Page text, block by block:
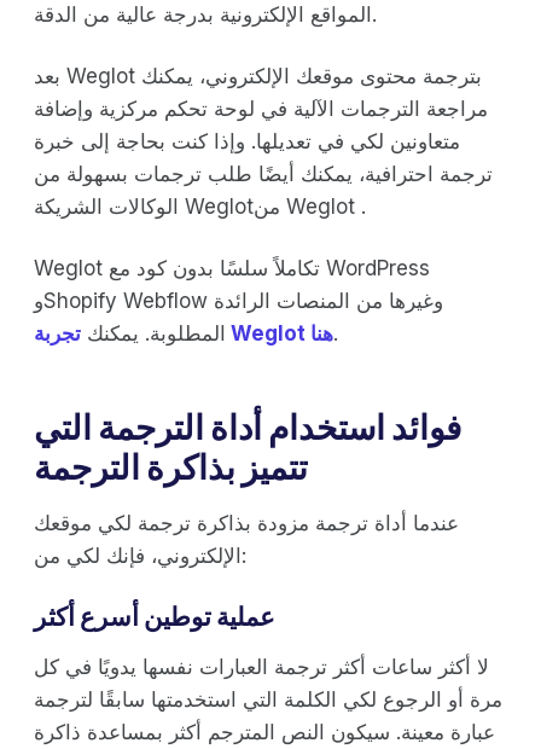
المواقع الإلكترونية بدرجة عالية من الدقة.
بعد Weglot بترجمة محتوى موقعك الإلكتروني، يمكنك
مراجعة الترجمات الآلية في لوحة تحكم مركزية وإضافة
متعاونين لكي في تعديلها. وإذا كنت بحاجة إلى خبرة
ترجمة احترافية، يمكنك أيضًا طلب ترجمات بسهولة من
الوكالات الشريكة Weglotمن Weglot .
Weglot تكاملاً سلسًا بدون كود مع WordPress
وShopify Webflow وغيرها من المنصات الرائدة
المطلوبة. يمكنك
تجربة Weglot هنا.
فوائد استخدام أداة الترجمة التي
تتميز بذاكرة الترجمة
عندما أداة ترجمة مزودة بذاكرة ترجمة لكي موقعك
الإلكتروني، فإنك لكي من:
عملية توطين أسرع أكثر
لا أكثر ساعات أكثر ترجمة العبارات نفسها يدويًا في كل
مرة أو الرجوع لكي الكلمة التي استخدمتها سابقًا لترجمة
عبارة معينة. سيكون النص المترجم أكثر بمساعدة ذاكرة